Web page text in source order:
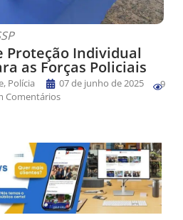
Proteção Individual
as Forças Policiais
, Polícia
07 de junho de 2025
Comentários
9